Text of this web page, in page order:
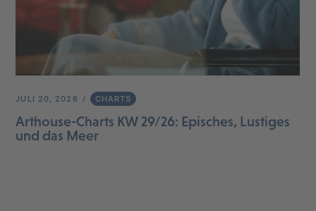
JULI 20, 2026 CHARTS
Arthouse-Charts KW 29/26: Episches, Lustiges
und das Meer